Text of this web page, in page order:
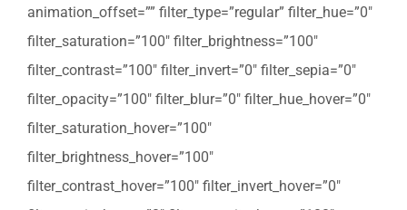
animation_offset=”” filter_type=”regular” filter_hue=”0″
filter_saturation=”100″ filter_brightness=”100″
filter_contrast=”100″ filter_invert=”0″ filter_sepia=”0″
filter_opacity=”100″ filter_blur=”0″ filter_hue_hover=”0″
filter_saturation_hover=”100″
filter_brightness_hover=”100″
filter_contrast_hover=”100″ filter_invert_hover=”0″